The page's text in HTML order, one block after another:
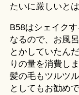
たいに厳しいと
B58はシェイク
なるので、お風
とかしていたん
りの量を消費しま
髪の毛もツルツ
としてもお勧め